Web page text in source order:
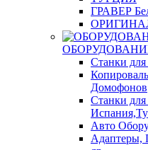
ГРАВЕР
ОБОРУДОВАНИЕ
Станки
Домофонов
Станки
Авто
Адаптеры,